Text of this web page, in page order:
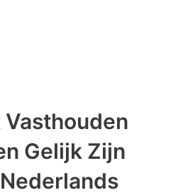
Gelijk Zijn